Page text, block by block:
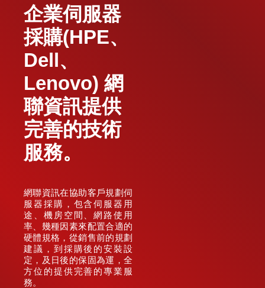
企業伺服器
採購(HPE、
Dell、
Lenovo) 網
聯資訊提供
完善的技術
服務。
網聯資訊在協助客戶規劃伺
服器採購，包含伺服器用
途、機房空間、網路使用
率、幾種因素來配置合適的
硬體規格，從銷售前的規劃
建議，到採購後的安裝設
定，及日後的保固為運，全
方位的提供完善的專業服
務。